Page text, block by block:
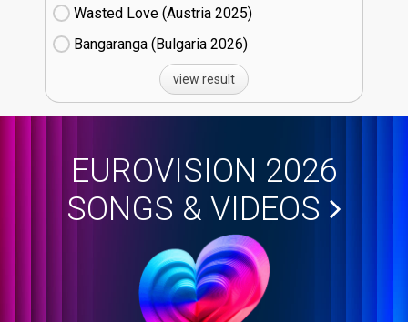
Wasted Love (Austria
25)
Bangaranga (Bulgaria
26)
view result
EUROVISION 2026
SONGS & VIDEOS